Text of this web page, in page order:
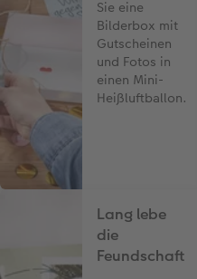
Sie eine
Bilderbox mit
Gutscheinen
und Fotos in
einen Mini-
Heißluftballon.
Lang lebe
die
Feundschaft